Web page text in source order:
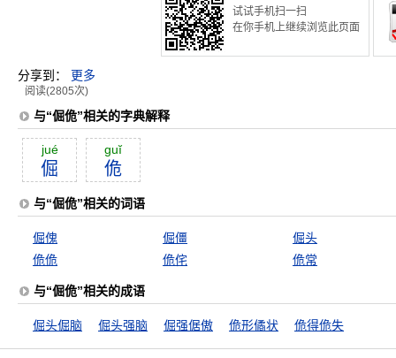
试试手机扫一扫
在你手机上继续浏览此页面
分享到： 更多
阅读(2805次)
与“倔佹”相关的字典解释
jué
倔
guĭ
佹
与“倔佹”相关的词语
倔傀 倔僵
倔头
佹佹
佹侘 佹常
与“倔佹”相关的成语
倔头倔脑 倔头强脑 倔强倨傲 佹形僪状 佹得佹失